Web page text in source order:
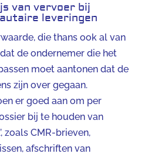
van vervoer bij
leveringen
die thans ook al van
de ondernemer die het
moet aantonen dat de
zijn over gegaan.
er goed aan om per
bij te houden van
zoals CMR-brieven,
afschriften van